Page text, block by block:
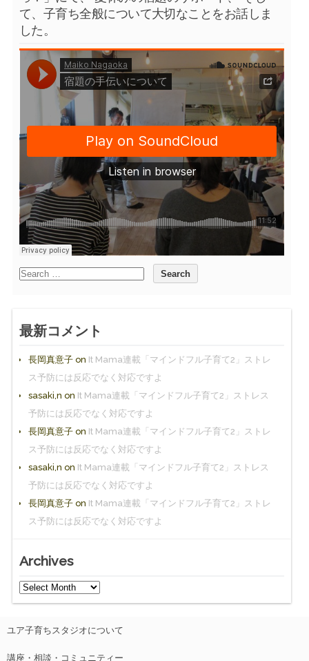
て、子育ち全般について大切なことをお話しま
した。
最新コメント
長岡真意子on It Mama連載「マインドフル子育て2」ストレ
ス予防には反応でなく対応ですよ
sasaki,n on It Mama連載「マインドフル子育て2」ストレス
予防には反応でなく対応ですよ
長岡真意子on It Mama連載「マインドフル子育て2」ストレ
ス予防には反応でなく対応ですよ
sasaki,n on It Mama連載「マインドフル子育て2」ストレス
予防には反応でなく対応ですよ
長岡真意子on It Mama連載「マインドフル子育て2」ストレ
ス予防には反応でなく対応ですよ
Archives
ユア子育ちスタジオについて
講座・相談・コミュニティー